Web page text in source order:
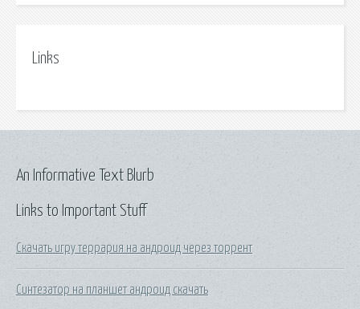
Links
Links to Important Stuff
Скачать игру террария на андроид через торрент
Синтезатор на планшет андроид скачать
An Informative Text Blurb